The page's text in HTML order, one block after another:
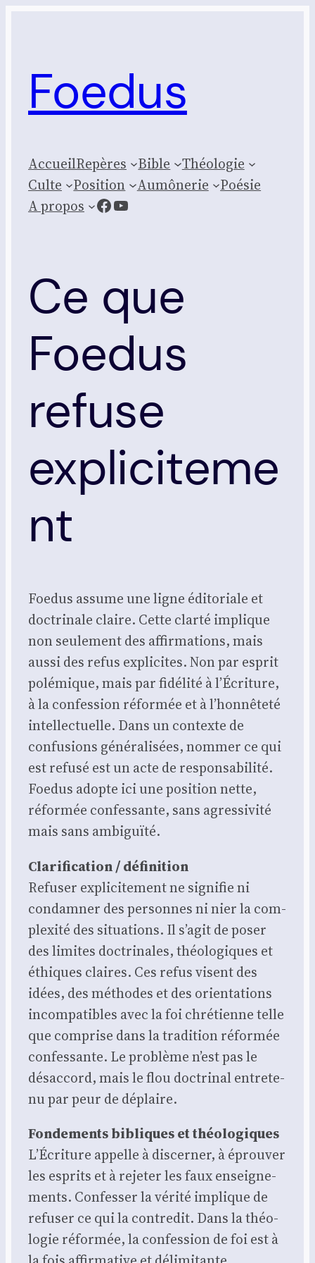
Foedus
AccueilRepères Bible
Théologie
Culte
Posi­tion Aumônerie
Poésie
A propos
Facebook
YouTube
Ce que
Foedus
refuse
expliciteme
nt
Foe­dus assume une ligne édi­to­riale et
doc­tri­nale claire. Cette clar­té implique
non seule­ment des affir­ma­tions, mais
aus­si des refus expli­cites. Non par esprit
polé­mique, mais par fidé­li­té à l’Écriture,
à la confes­sion réfor­mée et à l’honnêteté
intel­lec­tuelle. Dans un contexte de
confu­sions géné­ra­li­sées, nom­mer ce qui
est refu­sé est un acte de res­pon­sa­bi­li­té.
Foe­dus adopte ici une posi­tion nette,
réfor­mée confes­sante, sans agres­si­vi­té
mais sans ambi­guï­té.
Cla­ri­fi­ca­tion / défi­ni­tion
Refu­ser expli­ci­te­ment ne signi­fie ni
condam­ner des per­sonnes ni nier la com­
plexi­té des situa­tions. Il s’agit de poser
des limites doc­tri­nales, théo­lo­giques et
éthiques claires. Ces refus visent des
idées, des méthodes et des orien­ta­tions
incom­pa­tibles avec la foi chré­tienne telle
que com­prise dans la tra­di­tion réfor­mée
confes­sante. Le pro­blème n’est pas le
désac­cord, mais le flou doc­tri­nal entre­te­
nu par peur de déplaire.
Fon­de­ments bibliques et théo­lo­giques
L’Écriture appelle à dis­cer­ner, à éprou­ver
les esprits et à reje­ter les faux ensei­gne­
ments. Confes­ser la véri­té implique de
refu­ser ce qui la contre­dit. Dans la théo­
lo­gie réfor­mée, la confes­sion de foi est à